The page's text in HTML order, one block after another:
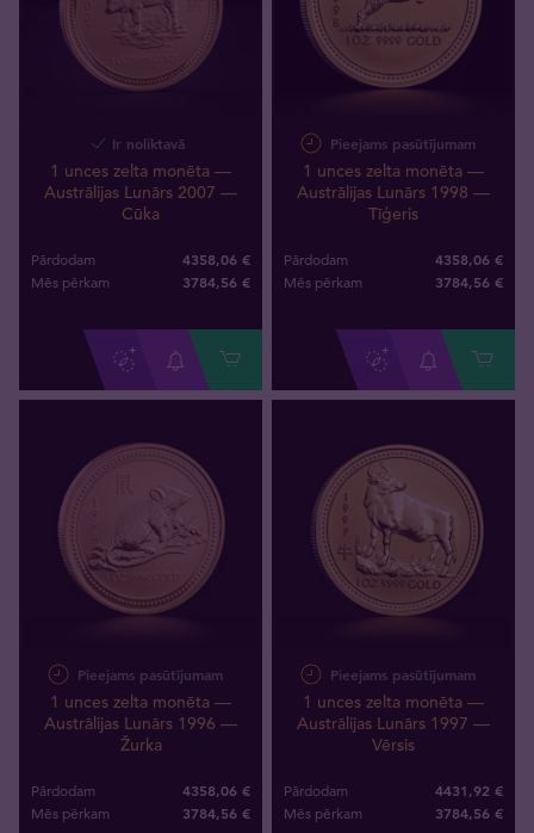
Ir noliktavā
1 unces zelta monēta —
Austrālijas Lunārs 2007 —
Cūka
Pārdodam 4358,06 €
Mēs pērkam 3784,56 €
Pieejams pasūtījumam
1 unces zelta monēta —
Austrālijas Lunārs 1998 —
Tīģeris
Pārdodam 4358,06 €
Mēs pērkam 3784,56 €
Pieejams pasūtījumam
1 unces zelta monēta —
Austrālijas Lunārs 1996 —
Žurka
Pārdodam 4358,06 €
Mēs pērkam 3784,56 €
Pieejams pasūtījumam
1 unces zelta monēta —
Austrālijas Lunārs 1997 —
Vērsis
Pārdodam 4431,92 €
Mēs pērkam 3784,56 €